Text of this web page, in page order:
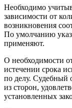
Необходимо
зависимости от
возникновения
По умолчанию
применяют.
О необходимости
истечении срока
по делу. Судебный
из сторон,
установленных